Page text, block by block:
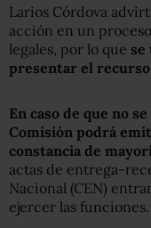
Larios Córdova
acción en un
legales, por lo que se
presentar el
En caso de que no
Comisión podrá
constancia de
actas de entrega-
Nacional (CEN)
ejercer las funciones.